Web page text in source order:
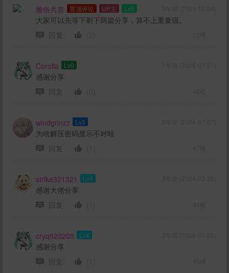
雅俗共赏 置顶评论 UP主 Lv5
大家可以先等下剩下两篇分享，算不上重量级。
回复
Corolla Lv0
感谢分享
回复
windgrinzz Lv3
为啥解压密码显示不对哇
回复
strike321321 Lv4
感谢大佬分享
回复
cryq520205 Lv4
感谢分享
回复